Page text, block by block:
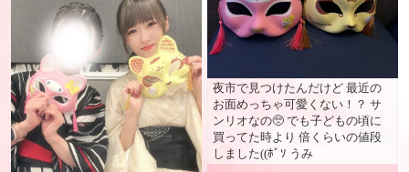
夜市で見つけたんだけど 最近の
お面めっちゃ可愛くない！？ サ
ンリオなの🥺 でも子どもの頃に
買ってた時より 倍くらいの値段